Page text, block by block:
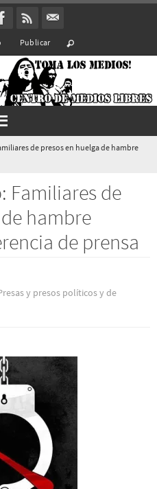
Publicar
de presos en huelga de hambre
Familiares de
hambre
de prensa
y presos polí­ticos y de